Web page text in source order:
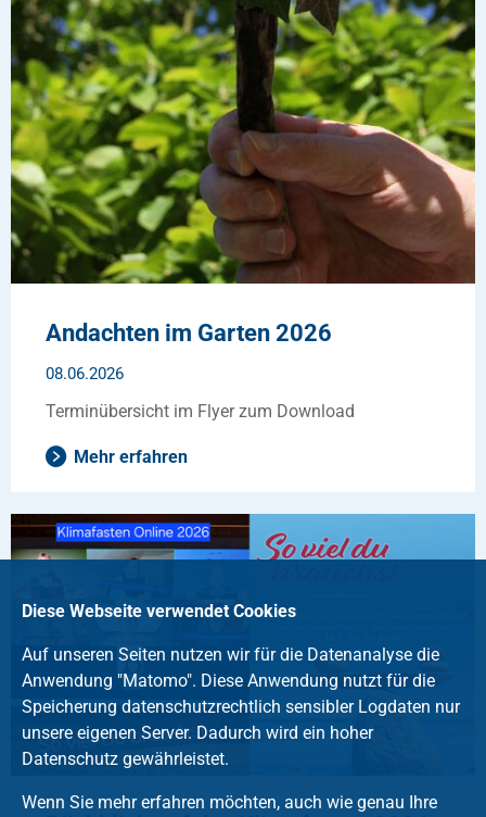
Andachten im Garten 2026
08.06.2026
Terminübersicht im Flyer zum Download
Mehr erfahren
Diese Webseite verwendet Cookies
Auf unseren Seiten nutzen wir für die Datenanalyse die
Anwendung "Matomo". Diese Anwendung nutzt für die
Speicherung datenschutzrechtlich sensibler Logdaten nur
unsere eigenen Server. Dadurch wird ein hoher
Datenschutz gewährleistet.
Wenn Sie mehr erfahren möchten, auch wie genau Ihre